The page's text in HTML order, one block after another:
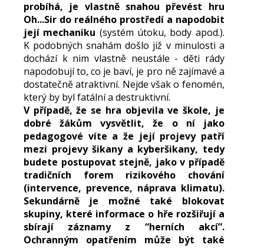
probíhá, je vlastně snahou převést hru
Oh...Sir do reálného prostředí a napodobit
její mechaniku (systém útoku, body apod.).
K podobných snahám došlo již v minulosti a
dochází k nim vlastně neustále - děti rády
napodobují to, co je baví, je pro ně zajímavé a
dostatečně atraktivní. Nejde však o fenomén,
který by byl fatální a destruktivní.
V případě, že se hra objevila ve škole, je
dobré žákům vysvětlit, že o ní jako
pedagogové víte a že její projevy patří
mezi projevy šikany a kyberšikany, tedy
budete postupovat stejně, jako v případě
tradičních forem rizikového chování
(intervence, prevence, náprava klimatu).
Sekundárně je možné také blokovat
skupiny, které informace o hře rozšiřují a
sbírají záznamy z “herních akcí”.
Ochranným opatřením může být také